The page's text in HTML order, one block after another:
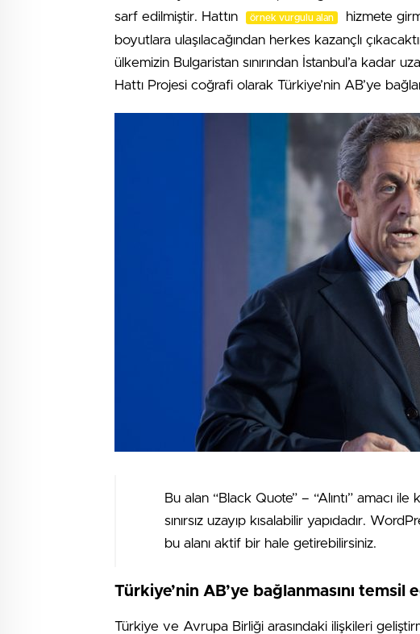
sarf edilmiştir. Hattın
örnek vurgulu alan
hizmete
boyutlara ulaşılacağından herkes kazançlı
ülkemizin Bulgaristan sınırından İstanbul’a kadar
Hattı Projesi coğrafi olarak Türkiye’nin AB’ye
Bu alan “Black Quote” – “Alıntı” amacı
sınırsız uzayıp kısalabilir yapıdadır.
bu alanı aktif bir hale getirebilirsiniz.
Türkiye’nin AB’ye bağlanmasını temsil
Türkiye ve Avrupa Birliği arasındaki ilişkileri